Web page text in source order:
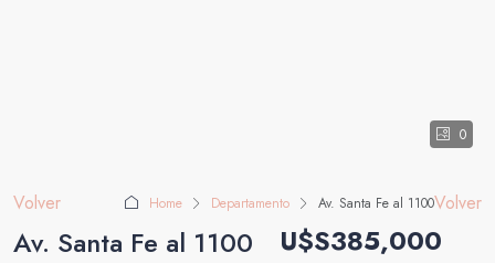
0
Volver Home Departamento Av. Santa Fe al 1100Volver
Av. Santa Fe al 1100 U$S385,000